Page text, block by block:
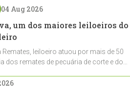
04 Aug 2026
um dos maiores leiloeiros do
Remates, leiloeiro atuou por mais de 50
dos remates de pecuária de corte e do